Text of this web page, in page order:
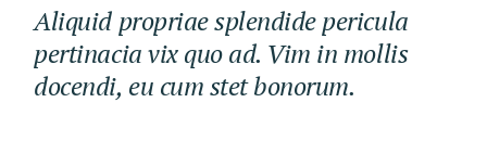
Aliquid propriae splendide pericula
pertinacia vix quo ad. Vim in mollis
docendi, eu cum stet bonorum.